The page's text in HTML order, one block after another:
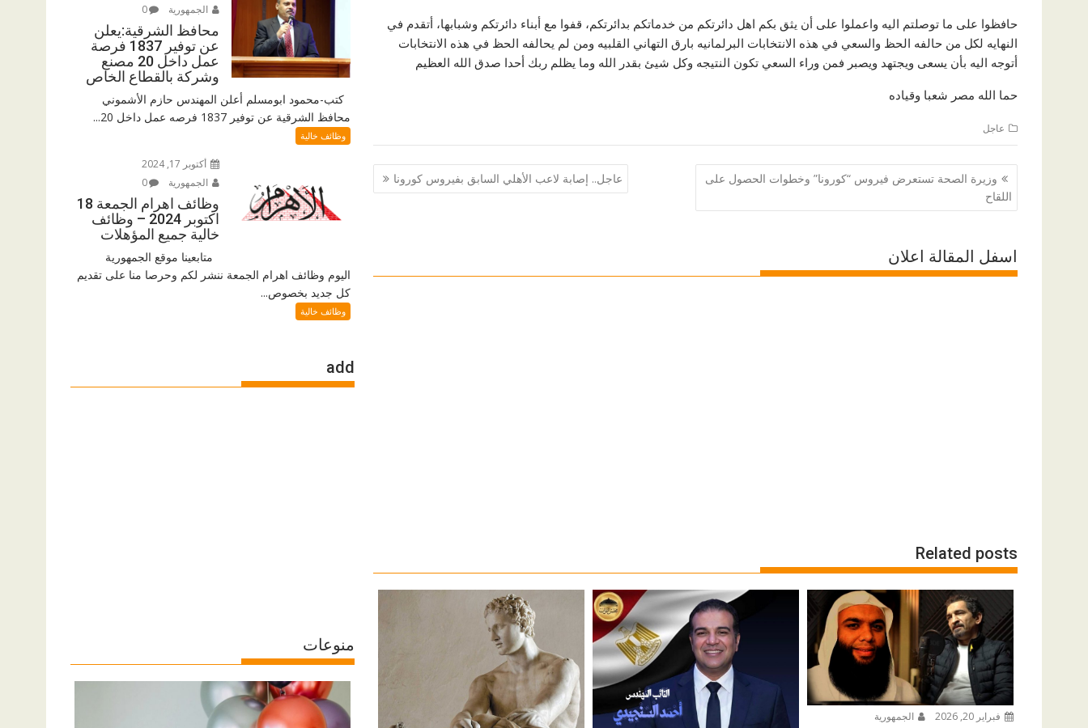
حافظوا على ما توصلتم اليه واعملوا على أن يثق بكم اهل دائرتكم من خدماتكم بدائرتكم، قفوا مع أبناء دائرتكم وشبابها، أتقدم في
النهايه لكل من حالفه الحظ والسعي في هذه الانتخابات البرلمانيه بارق التهاني القلبيه ومن لم يحالفه الحظ في هذه الانتخابات
أتوجه اليه بأن يسعى ويجتهد ويصبر فمن وراء السعي تكون النتيجه وكل شيئ بقدر الله وما يظلم ربك أحدا صدق الله العظيم
حما الله مصر شعبا وقياده
عاجل
تصفّح
المقالات
وزيرة الصحة تستعرض فيروس “كورونا” وخطوات الحصول على
اللقاح
عاجل.. إصابة لاعب الأهلي السابق بفيروس كورونا
اسفل المقالة اعلان
Related posts
فبراير 20, 2026 الجمهورية
الجمهورية
0
محافظ الشرقية:يعلن
عن توفير 1837 فرصة
عمل داخل 20 مصنع
وشركة بالقطاع الخاص
كتب-محمود ابومسلم أعلن المهندس حازم الأشموني
محافظ الشرقية عن توفير 1837 فرصه عمل داخل 20...
وظائف خالية
أكتوبر 17, 2024
الجمهورية
0
وظائف اهرام الجمعة 18
اكتوبر 2024 – وظائف
خالية جميع المؤهلات
متابعينا موقع الجمهورية
اليوم وظائف اهرام الجمعة ننشر لكم وحرصا منا على تقديم
كل جديد بخصوص...
وظائف خالية
add
منوعات